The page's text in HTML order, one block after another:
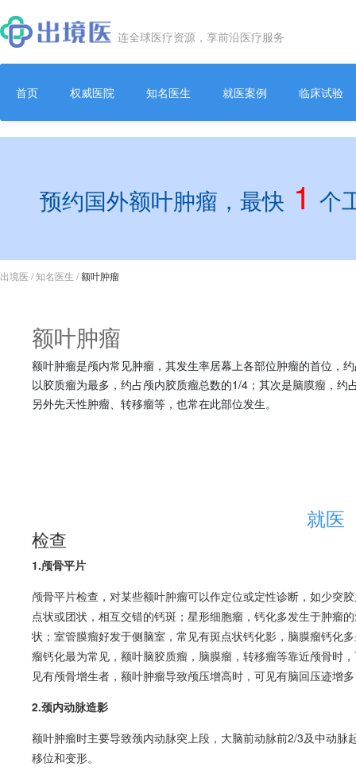
连全球医疗资源，享前沿医疗服务
首页 权威医院 知名医生 就医案例 临床试验
预约国外额叶肿瘤，最快 1 个
出境医 /知名医生 /额叶肿瘤
额叶肿瘤
额叶肿瘤是颅内常见肿瘤，其发生率居幕上各部位肿瘤的首位，
以胶质瘤为最多，约占颅内胶质瘤总数的1/4；其次是脑膜瘤 ，约
另外先天性肿瘤、转移瘤等，也常在此部位发生。
就医
检查
1.颅骨平片
颅骨平片检查，对某些额叶肿瘤可以作定位或定性诊断，如少突
点状或团状，相互交错的钙斑； 星形细胞瘤 ，钙化多发生于肿瘤
状； 室管膜瘤好发于侧脑室，常见有斑点状钙化影， 脑膜瘤钙化
瘤钙化最为常见，额叶脑胶质瘤 ， 脑膜瘤 ，转移瘤等靠近颅骨时
见有颅骨增生者，额叶肿瘤导致颅压增高时，可见有脑回压迹增
2.颈内动脉造影
额叶肿瘤时主要导致颈内动脉突上段，大脑前动脉前2/3及中动
移位和变形。